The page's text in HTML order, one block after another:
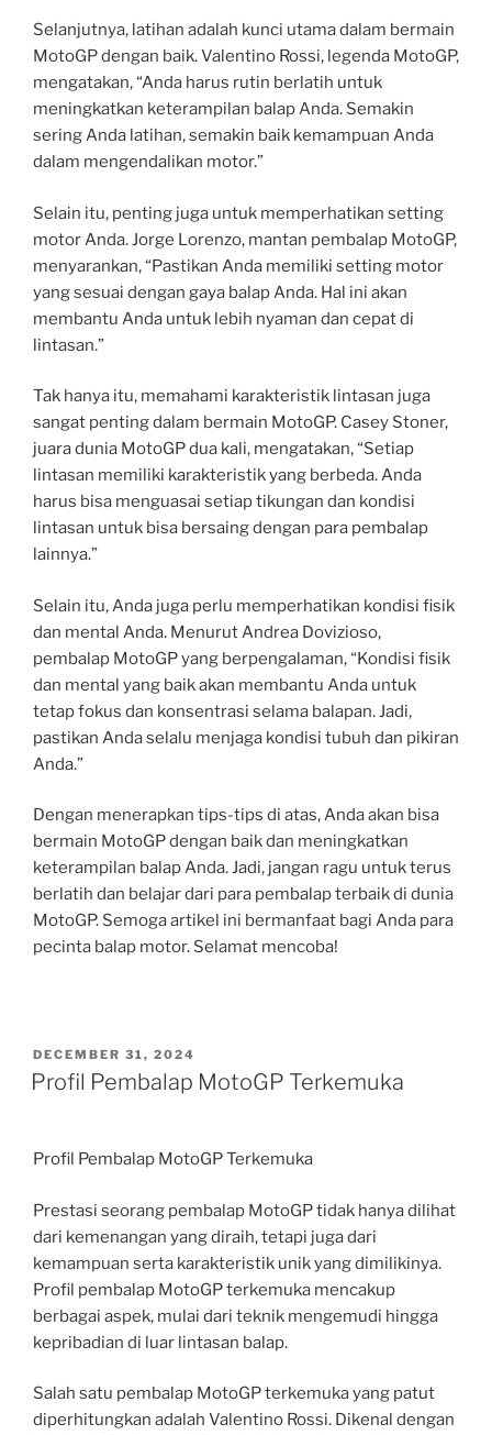
Selanjutnya, latihan adalah kunci utama dalam bermain
MotoGP dengan baik. Valentino Rossi, legenda MotoGP,
mengatakan, “Anda harus rutin berlatih untuk
meningkatkan keterampilan balap Anda. Semakin
sering Anda latihan, semakin baik kemampuan Anda
dalam mengendalikan motor.”
Selain itu, penting juga untuk memperhatikan setting
motor Anda. Jorge Lorenzo, mantan pembalap MotoGP,
menyarankan, “Pastikan Anda memiliki setting motor
yang sesuai dengan gaya balap Anda. Hal ini akan
membantu Anda untuk lebih nyaman dan cepat di
lintasan.”
Tak hanya itu, memahami karakteristik lintasan juga
sangat penting dalam bermain MotoGP. Casey Stoner,
juara dunia MotoGP dua kali, mengatakan, “Setiap
lintasan memiliki karakteristik yang berbeda. Anda
harus bisa menguasai setiap tikungan dan kondisi
lintasan untuk bisa bersaing dengan para pembalap
lainnya.”
Selain itu, Anda juga perlu memperhatikan kondisi fisik
dan mental Anda. Menurut Andrea Dovizioso,
pembalap MotoGP yang berpengalaman, “Kondisi fisik
dan mental yang baik akan membantu Anda untuk
tetap fokus dan konsentrasi selama balapan. Jadi,
pastikan Anda selalu menjaga kondisi tubuh dan pikiran
Anda.”
Dengan menerapkan tips-tips di atas, Anda akan bisa
bermain MotoGP dengan baik dan meningkatkan
keterampilan balap Anda. Jadi, jangan ragu untuk terus
berlatih dan belajar dari para pembalap terbaik di dunia
MotoGP. Semoga artikel ini bermanfaat bagi Anda para
pecinta balap motor. Selamat mencoba!
POSTED
ON
DECEMBER 31, 2024
Profil Pembalap MotoGP Terkemuka
Profil Pembalap MotoGP Terkemuka
Prestasi seorang pembalap MotoGP tidak hanya dilihat
dari kemenangan yang diraih, tetapi juga dari
kemampuan serta karakteristik unik yang dimilikinya.
Profil pembalap MotoGP terkemuka mencakup
berbagai aspek, mulai dari teknik mengemudi hingga
kepribadian di luar lintasan balap.
Salah satu pembalap MotoGP terkemuka yang patut
diperhitungkan adalah Valentino Rossi. Dikenal dengan